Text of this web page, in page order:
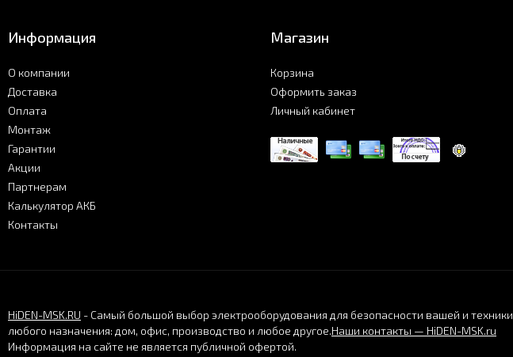
Информация
О компании
Доставка
Оплата
Монтаж
Гарантии
Акции
Партнерам
Калькулятор АКБ
Контакты
Магазин
Корзина
Оформить заказ
Личный кабинет
HiDEN-MSK.RU - Самый большой выбор электрооборудования для безопасности вашей и техники
любого назначения: дом, офис, производство и любое другое.Наши контакты — HiDEN-MSK.ru
Информация на сайте не является публичной офертой.